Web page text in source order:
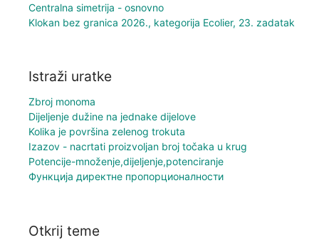
Centralna simetrija - osnovno
Klokan bez granica 2026., kategorija Ecolier, 23. zadatak
Istraži uratke
Zbroj monoma
Dijeljenje dužine na jednake dijelove
Kolika je površina zelenog trokuta
Izazov - nacrtati proizvoljan broj točaka u krug
Potencije-množenje,dijeljenje,potenciranje
Функција директне пропорционалности
Otkrij teme